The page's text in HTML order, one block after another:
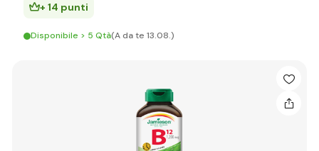
+ 14 punti
Disponibile > 5 Qtà(A da te 13.08.)